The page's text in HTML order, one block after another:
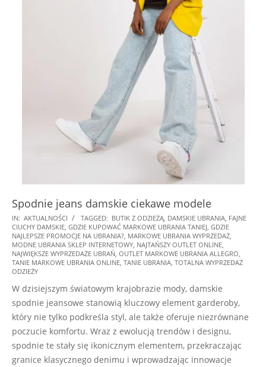
Spodnie jeans damskie ciekawe modele
2024-
10-
08
IN: AKTUALNOŚCI TAGGED: BUTIK Z ODZIEŻĄ, DAMSKIE UBRANIA, FAJNE
CIUCHY DAMSKIE, GDZIE KUPOWAĆ MARKOWE UBRANIA TANIEJ, GDZIE
NAJLEPSZE PROMOCJE NA UBRANIA?, MARKOWE UBRANIA WYPRZEDAŻ,
MODNE UBRANIA SKLEP INTERNETOWY, NAJTAŃSZY OUTLET ONLINE,
NAJWIĘKSZE WYPRZEDAŻE UBRAŃ, OUTLET MARKOWE UBRANIA ALLEGRO,
TANIE MARKOWE UBRANIA ONLINE, TANIE UBRANIA, TOTALNA WYPRZEDAŻ
ODZIEŻY
W dzisiejszym światowym krajobrazie mody, damskie
spodnie jeansowe stanowią kluczowy element garderoby,
który nie tylko podkreśla styl, ale także oferuje niezrównane
poczucie komfortu. Wraz z ewolucją trendów i designu,
spodnie te stały się ikonicznym elementem, przekraczając
granice klasycznego denimu i wprowadzając innowacje